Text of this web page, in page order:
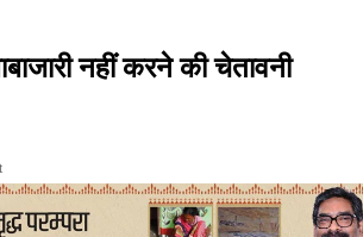
नहीं करने की चेतावनी